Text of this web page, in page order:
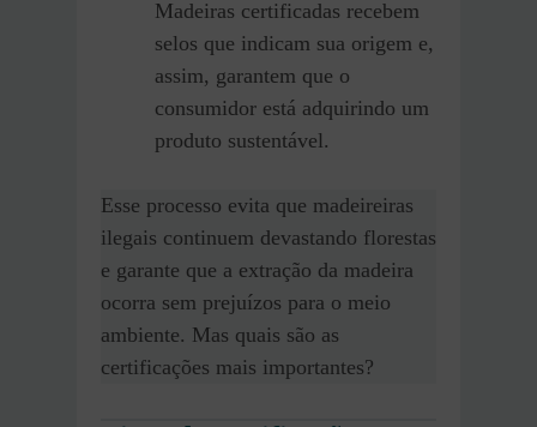
Madeiras certificadas recebem
selos que indicam sua origem e,
assim, garantem que o
consumidor está adquirindo um
produto sustentável.
Esse processo evita que madeireiras
ilegais continuem devastando florestas
e garante que a extração da madeira
ocorra sem prejuízos para o meio
ambiente. Mas quais são as
certificações mais importantes?